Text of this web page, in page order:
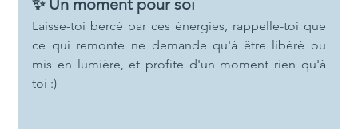
✨ Un moment pour soi
Laisse-toi bercé par ces énergies, rappelle-toi que
ce qui remonte ne demande qu'à être libéré ou
mis en lumière, et profite d'un moment rien qu'à
toi :)